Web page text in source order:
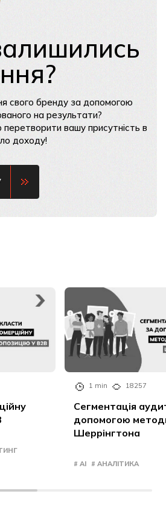
свого бренду за допомогою
на результати?
вашу присутність в
доходу!
1 min 18257
Сегментація
допомогою
Шеррінгтона
# AI # АНАЛІТИКА